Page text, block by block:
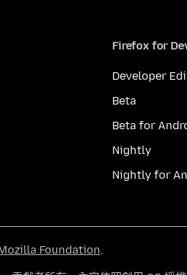
Firefox for
Developer
Beta
Beta for
Nightly
Nightly for
Foundation.